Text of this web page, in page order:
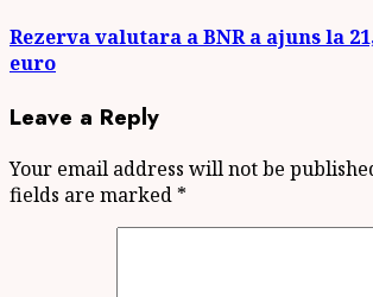
Rezerva valutara a BNR a ajuns la
euro
Leave a Reply
Your email address will not be
fields are marked *